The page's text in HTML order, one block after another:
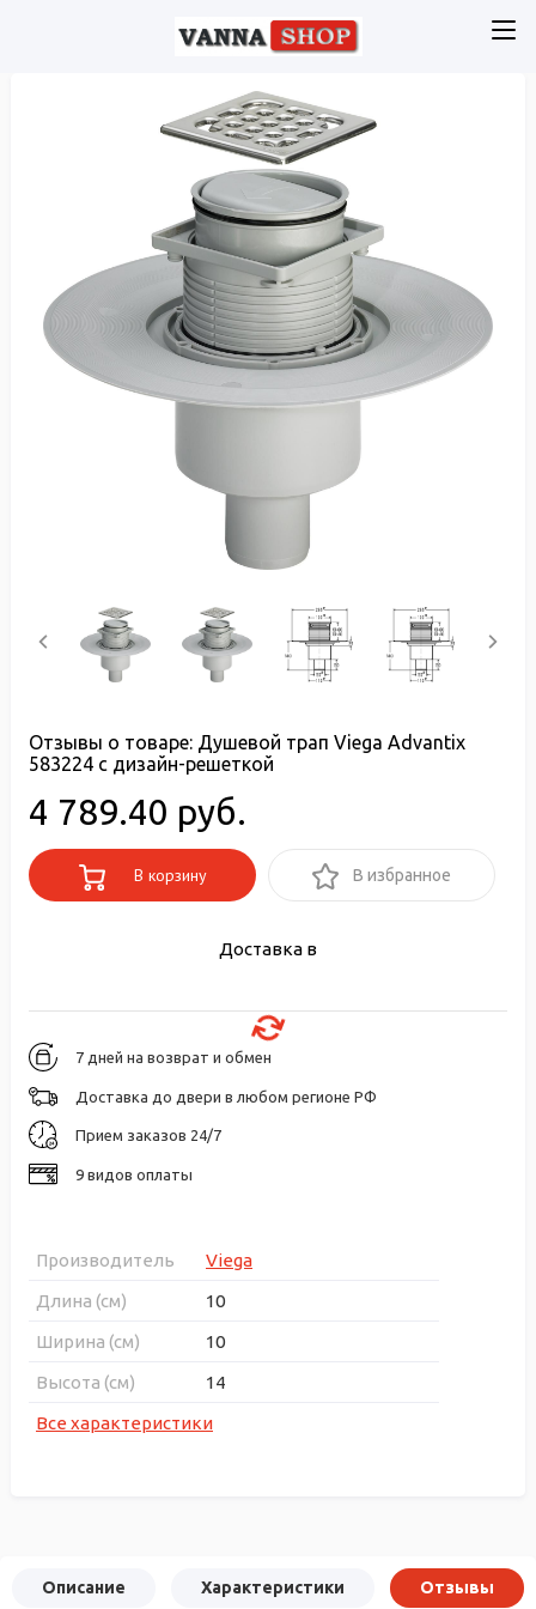
Отзывы о товаре: Душевой трап Viega Advantix
583224 с дизайн-решеткой
4 789.40 руб.
В корзину В избранное
Доставка в
7 дней на возврат и обмен
Доставка до двери в любом регионе РФ
Прием заказов 24/7
9 видов оплаты
Производитель
Viega
Длина (см)
10
Ширина (см)
10
Высота (см)
14
Все характеристики
Описание Характеристики Отзывы